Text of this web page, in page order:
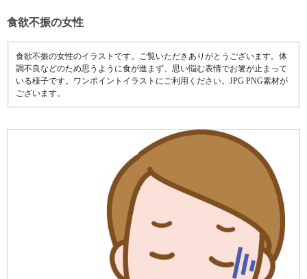
食欲不振の女性
食欲不振の女性のイラストです。ご覧いただきありがとうございます。体
調不良などのため思うように食が進まず、思い悩む表情でお箸が止まって
いる様子です。ワンポイントイラストにご利用ください。JPG PNG素材が
ございます。